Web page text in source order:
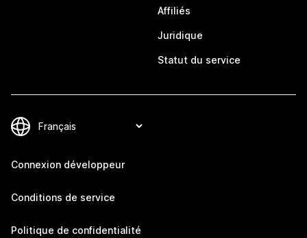
Affiliés
Juridique
Statut du service
Connexion développeur
Conditions de service
Politique de confidentialité